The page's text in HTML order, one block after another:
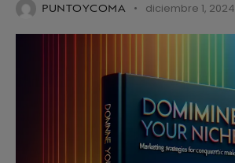
PUNTOYCOMA diciembre 1, 2024